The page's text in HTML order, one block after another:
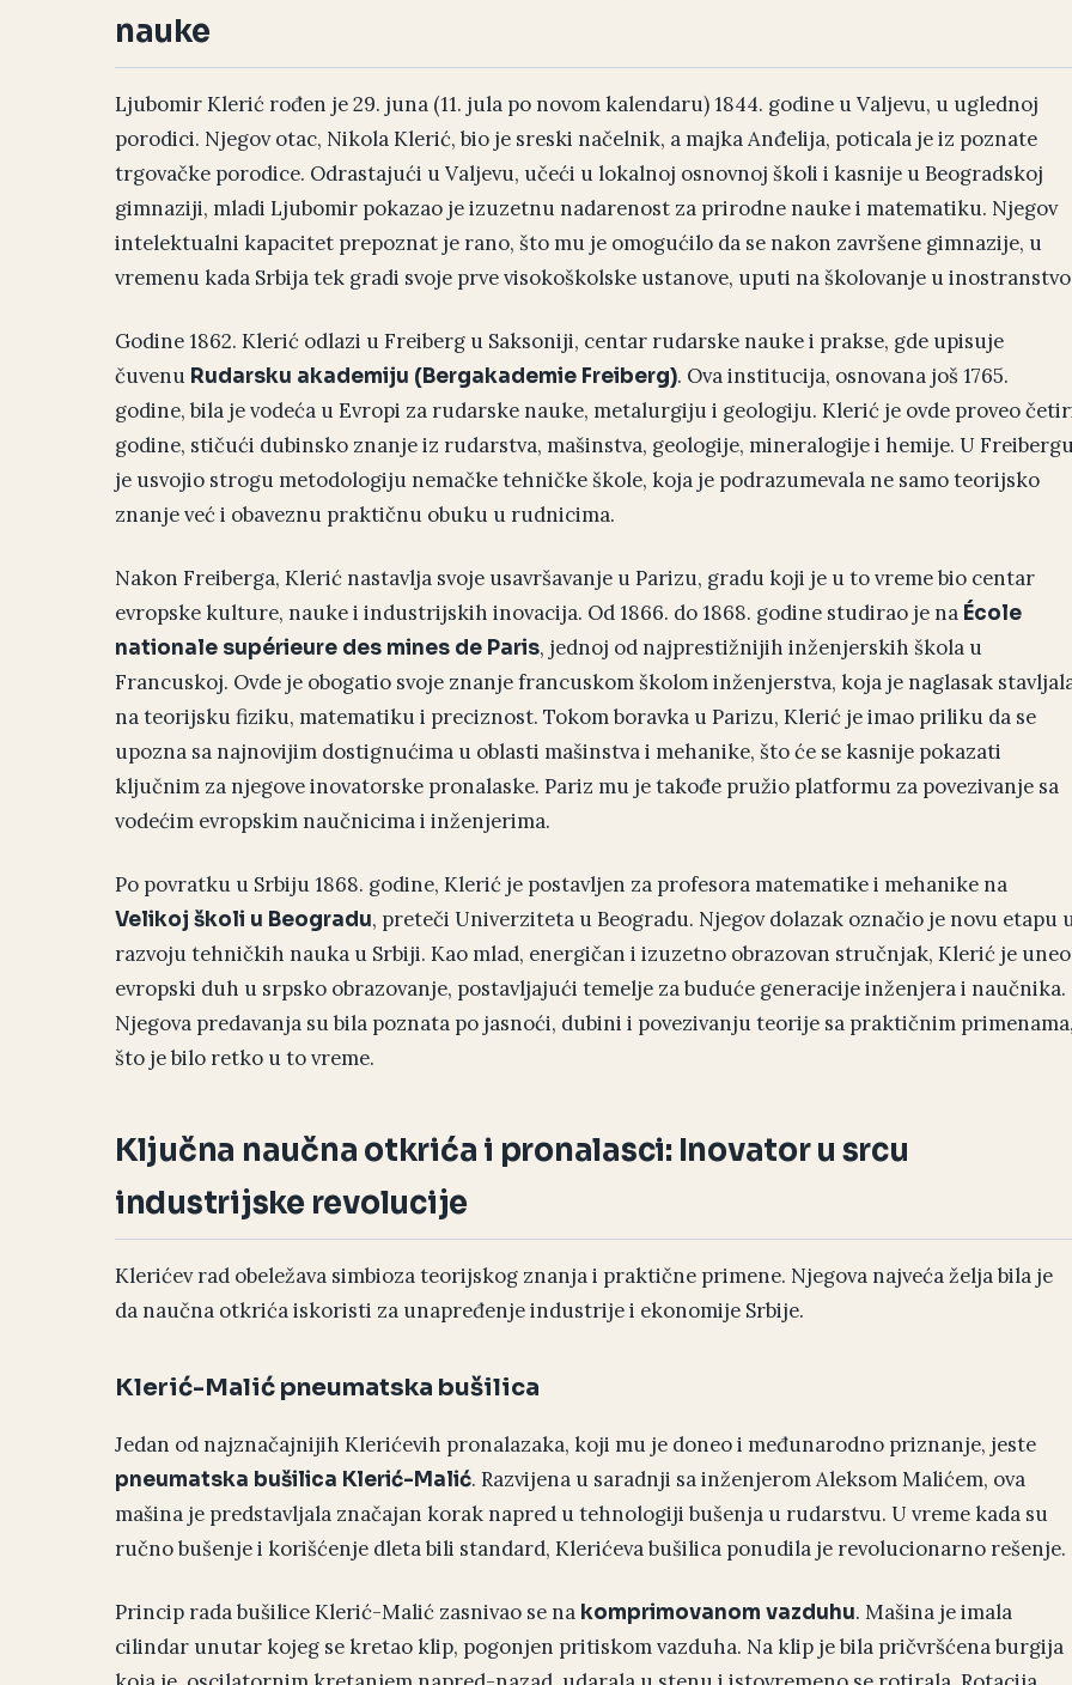
nauke
Ljubomir Klerić rođen je 29. juna (11. jula po novom kalendaru) 1844. godine u Valjevu, u uglednoj
porodici. Njegov otac, Nikola Klerić, bio je sreski načelnik, a majka Anđelija, poticala je iz poznate
trgovačke porodice. Odrastajući u Valjevu, učeći u lokalnoj osnovnoj školi i kasnije u Beogradskoj
gimnaziji, mladi Ljubomir pokazao je izuzetnu nadarenost za prirodne nauke i matematiku. Njegov
intelektualni kapacitet prepoznat je rano, što mu je omogućilo da se nakon završene gimnazije, u
vremenu kada Srbija tek gradi svoje prve visokoškolske ustanove, uputi na školovanje u
Godine 1862. Klerić odlazi u Freiberg u Saksoniji, centar rudarske nauke i prakse, gde upisuje
čuvenu Rudarsku akademiju (Bergakademie Freiberg). Ova institucija, osnovana još 1765.
godine, bila je vodeća u Evropi za rudarske nauke, metalurgiju i geologiju. Klerić je ovde proveo
godine, stičući dubinsko znanje iz rudarstva, mašinstva, geologije, mineralogije i hemije. U
je usvojio strogu metodologiju nemačke tehničke škole, koja je podrazumevala ne samo teorijsko
znanje već i obaveznu praktičnu obuku u rudnicima.
Nakon Freiberga, Klerić nastavlja svoje usavršavanje u Parizu, gradu koji je u to vreme bio centar
evropske kulture, nauke i industrijskih inovacija. Od 1866. do 1868. godine studirao je na École
nationale supérieure des mines de Paris, jednoj od najprestižnijih inženjerskih škola u
Francuskoj. Ovde je obogatio svoje znanje francuskom školom inženjerstva, koja je naglasak
na teorijsku fiziku, matematiku i preciznost. Tokom boravka u Parizu, Klerić je imao priliku da se
upozna sa najnovijim dostignućima u oblasti mašinstva i mehanike, što će se kasnije pokazati
ključnim za njegove inovatorske pronalaske. Pariz mu je takođe pružio platformu za povezivanje sa
vodećim evropskim naučnicima i inženjerima.
Po povratku u Srbiju 1868. godine, Klerić je postavljen za profesora matematike i mehanike na
Velikoj školi u Beogradu, preteči Univerziteta u Beogradu. Njegov dolazak označio je novu etapu
razvoju tehničkih nauka u Srbiji. Kao mlad, energičan i izuzetno obrazovan stručnjak, Klerić je uneo
evropski duh u srpsko obrazovanje, postavljajući temelje za buduće generacije inženjera i naučnika.
Njegova predavanja su bila poznata po jasnoći, dubini i povezivanju teorije sa praktičnim
što je bilo retko u to vreme.
Ključna naučna otkrića i pronalasci: Inovator u srcu
industrijske revolucije
Klerićev rad obeležava simbioza teorijskog znanja i praktične primene. Njegova najveća želja bila je
da naučna otkrića iskoristi za unapređenje industrije i ekonomije Srbije.
Klerić-Malić pneumatska bušilica
Jedan od najznačajnijih Klerićevih pronalazaka, koji mu je doneo i međunarodno priznanje, jeste
pneumatska bušilica Klerić-Malić. Razvijena u saradnji sa inženjerom Aleksom Malićem, ova
mašina je predstavljala značajan korak napred u tehnologiji bušenja u rudarstvu. U vreme kada su
ručno bušenje i korišćenje dleta bili standard, Klerićeva bušilica ponudila je revolucionarno rešenje.
Princip rada bušilice Klerić-Malić zasnivao se na komprimovanom vazduhu. Mašina je imala
cilindar unutar kojeg se kretao klip, pogonjen pritiskom vazduha. Na klip je bila pričvršćena burgija